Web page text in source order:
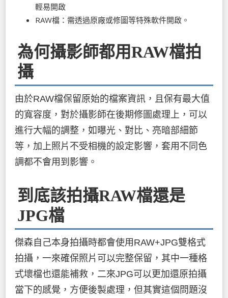
輕易開啟
RAW檔：需透過原廠或修圖等特殊軟件開啟。
為何攝影師都用RAW檔拍
攝
由於RAW檔保留原始的檔案資訊，且保有最大值
的寬容度，對於攝影師在後期修圖處理上，可以
進行大幅的調整，如曝光、對比、亮暗部細節
等，加上照片不受相機的設定影響，套用不同色
調都不會用到影響。
到底該拍攝RAW檔還是
JPG檔
傑森自己本身拍攝時都會使用RAW+JPG雙格式
拍攝，一來確保照片可以完整保留，其中一種格
式壞檔也還能補救，二來JPG可以更加還原拍攝
當下的感覺，方便後製處理，但其實這個問題沒